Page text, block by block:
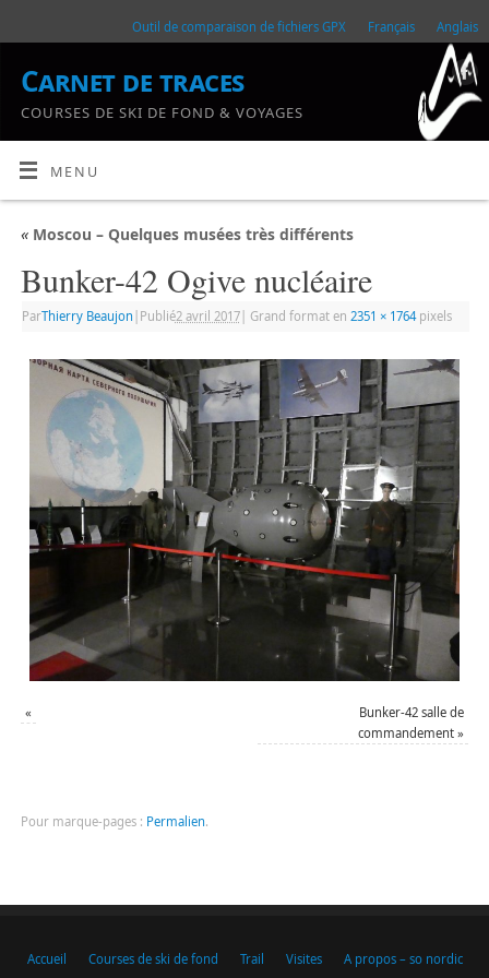
Outil de comparaison de fichiers GPX Français Anglais
Carnet de traces
COURSES DE SKI DE FOND & VOYAGES
MENU
«Moscou – Quelques musées très différents
Bunker-42 Ogive nucléaire
ParThierry Beaujon Publié2 avril 2017| Grand format en 2351 × 1764pixels
«
Bunker-42 salle de
commandement »
Pour marque-pages : Permalien.
Accueil Courses de ski de fond Trail Visites
A propos – so nordic